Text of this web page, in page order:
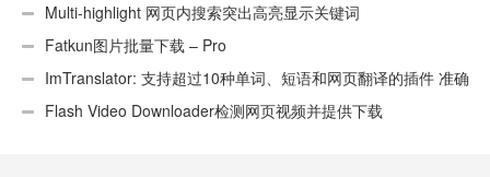
Multi-highlight 网页内搜索突出高亮显示关键词
Fatkun图片批量下载 – Pro
ImTranslator: 支持超过10种单词、短语和网页翻译的插件 准确
性不错Flash Video Downloader检测网页视频并提供下载